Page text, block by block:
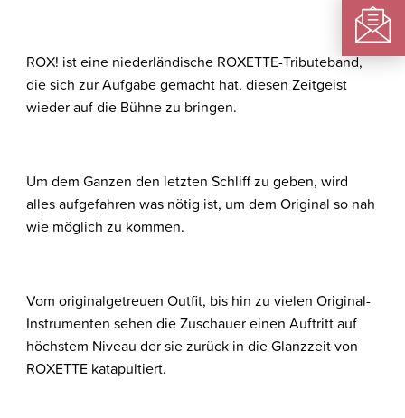
ROX! ist eine niederländische ROXETTE-Tributeband,
die sich zur Aufgabe gemacht hat, diesen Zeitgeist
wieder auf die Bühne zu bringen.
Um dem Ganzen den letzten Schliff zu geben, wird
alles aufgefahren was nötig ist, um dem Original so nah
wie möglich zu kommen.
Vom originalgetreuen Outfit, bis hin zu vielen Original-
Instrumenten sehen die Zuschauer einen Auftritt auf
höchstem Niveau der sie zurück in die Glanzzeit von
ROXETTE katapultiert.